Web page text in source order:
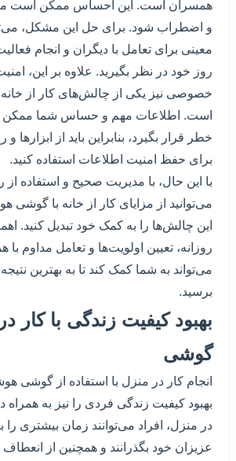
همسران است. این احساس ممکن است
و اضطراب شود. برای حل این مشکل،
معینی برای تعامل با دیگران و انجام
روز خود در نظر بگیرید. علاوه بر این،
خصوصی نیز یکی از چالش‌های کار از
است. اطلاعات مهم و حساس شما
خطر قرار بگیرد، بنابراین باید از
برای حفظ امنیت اطلاعات استفاده کنید.
با این حال، با مدیریت صحیح و استفاده
می‌توانید از مزایای کار از خانه با گوشی
این چالش‌ها را به کمک خود تبدیل کنید.
روزانه، تعیین اولویت‌ها و تعامل مداوم با
می‌تواند به شما کمک کند تا به بهترین نتیجه
برسید.
بهبود کیفیت زندگی با کار
گوشی
انجام کار در منزل با استفاده از گوشی
بهبود کیفیت زندگی فردی را نیز به همراه
در منزل، افراد می‌توانند زمان بیشتری را
عزیزان خود بگذرانند و همچنین از